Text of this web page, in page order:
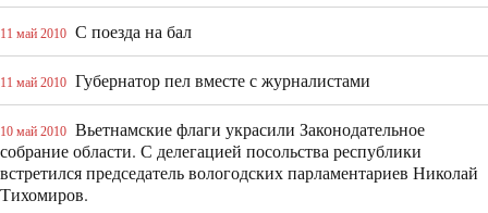
11 май 2010 С поезда на бал
11 май 2010 Губернатор пел вместе с журналистами
10 май 2010 Вьетнамские флаги украсили Законодательное
собрание области. С делегацией посольства республики
встретился председатель вологодских парламентариев Николай
Тихомиров.